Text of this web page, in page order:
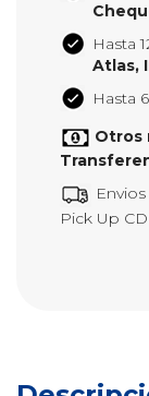
Hasta
Atlas,
Hasta
Otros
Pick Up